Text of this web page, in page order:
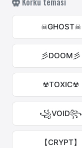
☠GHOST☠
彡DOOM彡
☢TOXIC☢
꧁VOID꧂
【CRYPT】